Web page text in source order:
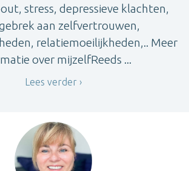
stress, depressieve klachten,
aan zelfvertrouwen,
relatiemoeilijkheden,.. Meer
over mijzelfReeds ...
Lees verder